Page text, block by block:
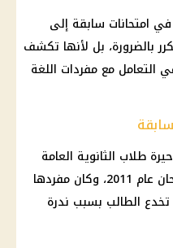
امتحانات سابقة إلى
بالضرورة، بل لأنها تكشف
التعامل مع مفردات اللغة
طلاب الثانوية العامة
كلمة "مظان" التي جاءت في امتحان عام 2011، وكان مفردها
الطالب بسبب ندرة